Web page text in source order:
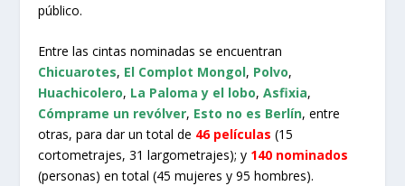
público.
Entre las cintas nominadas se encuentran
Chicuarotes, El Complot Mongol, Polvo,
Huachicolero, La Paloma y el lobo,Asfixia,
Cómprame un revólver, Esto no es Berlín, entre
otras, para dar un total de 46 películas (15
cortometrajes, 31 largometrajes); y 140 nominados
(personas) en total (45 mujeres y 95 hombres).